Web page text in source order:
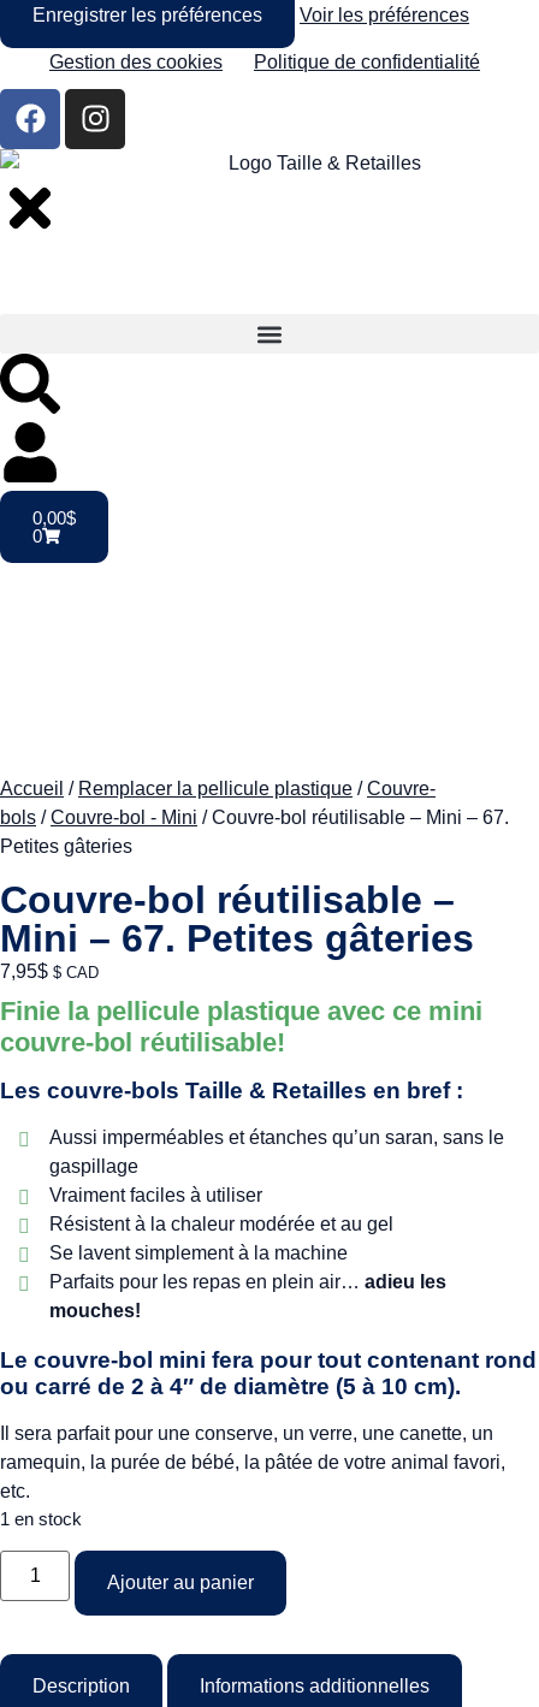
Enregistrer les préférences Voir les préférences
Gestion des cookies Politique de confidentialité
0,00$
0
Accueil / Remplacer la pellicule plastique /Couvre-
bols /Couvre-bol - Mini / Couvre-bol réutilisable – Mini – 67.
Petites gâteries
Couvre-bol réutilisable –
Mini – 67. Petites gâteries
7,95$ $ CAD
Finie la pellicule plastique avec ce mini
couvre-bol réutilisable!
Les couvre-bols Taille & Retailles en bref :
Aussi imperméables et étanches qu’un saran, sans le
gaspillage
Vraiment faciles à utiliser
Résistent à la chaleur modérée et au gel
Se lavent simplement à la machine
Parfaits pour les repas en plein air… adieu les
mouches!
Le couvre-bol mini fera pour tout contenant rond
ou carré de 2 à 4″ de diamètre (5 à 10 cm).
Il sera parfait pour une conserve, un verre, une canette, un
ramequin, la purée de bébé, la pâtée de votre animal favori,
etc.
1 en stock
Ajouter au panier
Description Informations additionnelles